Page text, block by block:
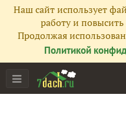
Наш сайт использует
работу и
Продолжая
Политикой